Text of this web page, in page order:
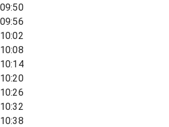
09:50
09:56
10:02
10:08
10:14
10:20
10:26
10:32
10:38